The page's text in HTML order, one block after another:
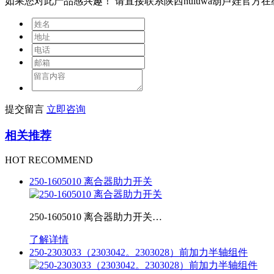
提交留言 立即咨询
相关推荐
HOT RECOMMEND
250-1605010 离合器助力开关
250-1605010 离合器助力开关…
了解详情
250-2303033（2303042。2303028）前加力半轴组件